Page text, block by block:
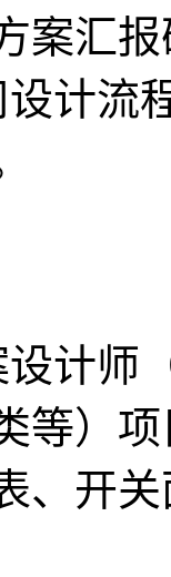
案汇
计流
计师
等）
、开